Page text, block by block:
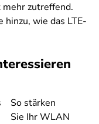
mehr zutreffend.
wie das LTE-
So stärken
Sie Ihr WLAN